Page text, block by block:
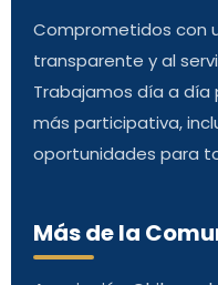
Comprometidos con
transparente y al
Trabajamos día a día
más participativa,
oportunidades para
Más de la